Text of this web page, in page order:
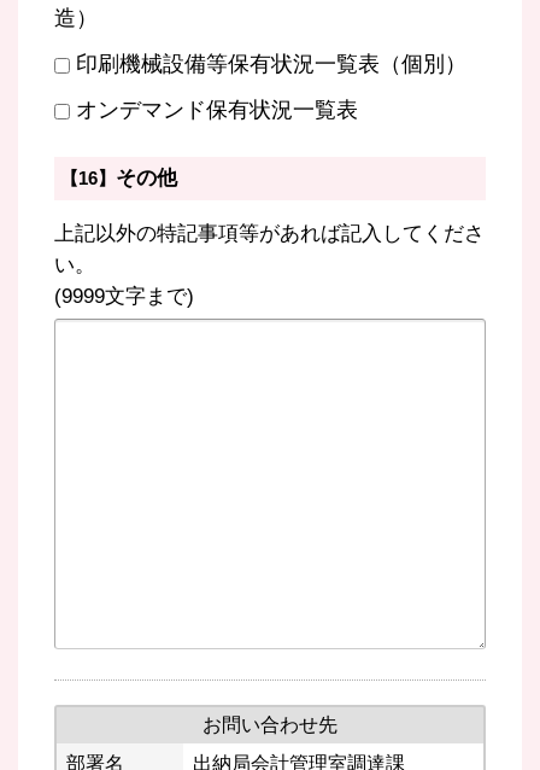
造）
印刷機械設備等保有状況一覧表（個別）
オンデマンド保有状況一覧表
【16】 その他
上記以外の特記事項等があれば記入してくださ
い。
(9999文字まで)
お問い合わせ先
部署名
出納局会計管理室調達課